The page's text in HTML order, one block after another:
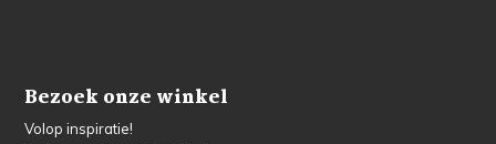
Bezoek onze winkel
Volop inspiratie!